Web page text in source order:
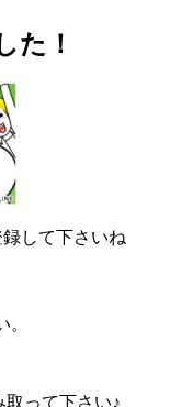
た！
して下さいね
取って下さい♪